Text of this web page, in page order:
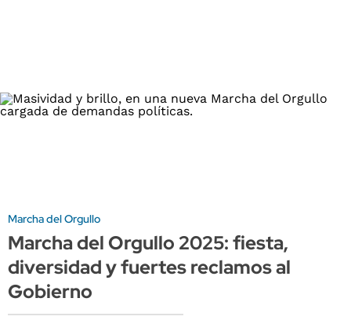
Marcha del Orgullo
Marcha del Orgullo 2025: fiesta,
diversidad y fuertes reclamos al
Gobierno